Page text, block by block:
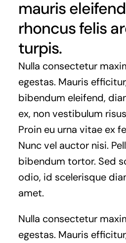
mauris
rhoncus felis
turpis.
Nulla consectetur
egestas. Mauris
bibendum eleifend,
ex, non vestibulum
Proin eu urna vitae ex
Nunc vel auctor nisi.
bibendum tortor. Sed
odio, id scelerisque
amet.
Nulla consectetur
egestas. Mauris